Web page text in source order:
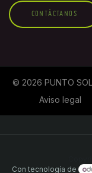
CONTÁCTANOS
© 2026 PUNTO
Aviso legal
Con tecnología de